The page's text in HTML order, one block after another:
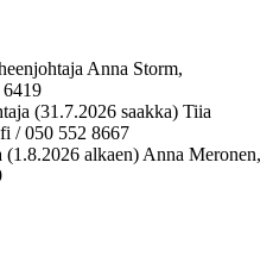
Anna Storm,
6419
(31.7.2026 saakka) Tiia
/ 050 552 8667
(1.8.2026 alkaen) Anna Meronen,